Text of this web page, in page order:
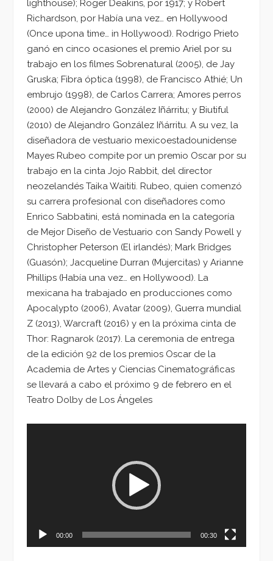
lighthouse); Roger Deakins, por 1917; y Robert
Richardson, por Había una vez… en Hollywood
(Once upona time… in Hollywood). Rodrigo Prieto
ganó en cinco ocasiones el premio Ariel por su
trabajo en los filmes Sobrenatural (2005), de Jay
Gruska; Fibra óptica (1998), de Francisco Athié; Un
embrujo (1998), de Carlos Carrera; Amores perros
(2000) de Alejandro González Iñárritu; y Biutiful
(2010) de Alejandro González Iñárritu. A su vez, la
diseñadora de vestuario mexicoestadounidense
Mayes Rubeo compite por un premio Oscar por su
trabajo en la cinta Jojo Rabbit, del director
neozelandés Taika Waititi. Rubeo, quien comenzó
su carrera profesional con diseñadores como
Enrico Sabbatini, está nominada en la categoría
de Mejor Diseño de Vestuario con Sandy Powell y
Christopher Peterson (El irlandés); Mark Bridges
(Guasón); Jacqueline Durran (Mujercitas) y Arianne
Phillips (Había una vez… en Hollywood). La
mexicana ha trabajado en producciones como
Apocalypto (2006), Avatar (2009), Guerra mundial
Z (2013), Warcraft (2016) y en la próxima cinta de
Thor: Ragnarok (2017). La ceremonia de entrega
de la edición 92 de los premios Oscar de la
Academia de Artes y Ciencias Cinematográficas
se llevará a cabo el próximo 9 de febrero en el
Teatro Dolby de Los Ángeles
00:00 00:30